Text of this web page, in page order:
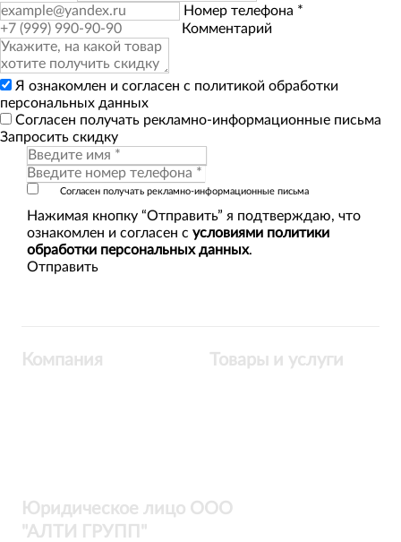
Номер телефона *
Комментарий
Я ознакомлен и согласен с политикой обработки
персональных данных
Согласен получать рекламно-информационные письма
Запросить скидку
Согласен получать рекламно-информационные письма
Нажимая кнопку “Отправить” я подтверждаю, что
ознакомлен и согласен с условиями политики
обработки персональных данных.
Компания Товары и услуги
Юридическое лицо ООО
"АЛТИ ГРУПП"